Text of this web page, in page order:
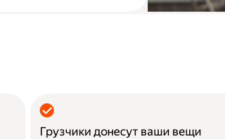
Грузчики донесут ваши вещи